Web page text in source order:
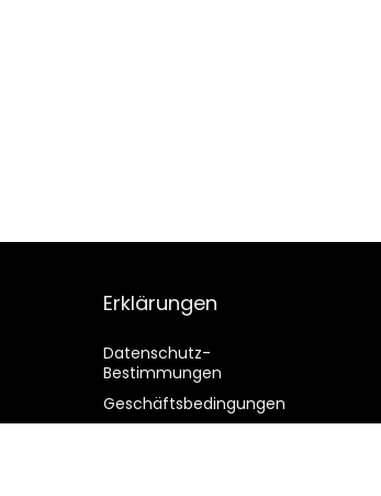
Erklärungen
Datenschutz-
Bestimmungen
Geschäftsbedingungen